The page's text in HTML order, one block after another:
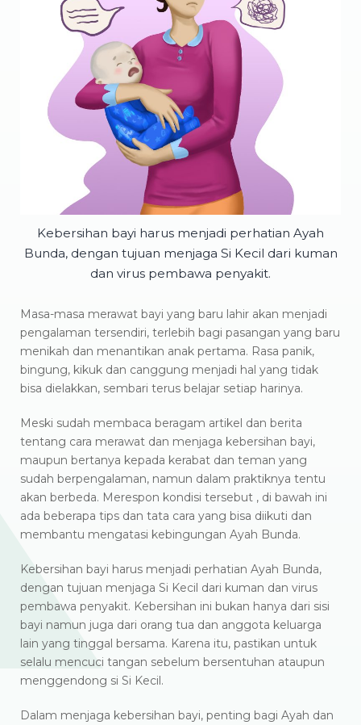
Kebersihan bayi harus menjadi perhatian Ayah
Bunda, dengan tujuan menjaga Si Kecil dari kuman
dan virus pembawa penyakit.
Masa-masa merawat bayi yang baru lahir akan menjadi
pengalaman tersendiri, terlebih bagi pasangan yang baru
menikah dan menantikan anak pertama. Rasa panik,
bingung, kikuk dan canggung menjadi hal yang tidak
bisa dielakkan, sembari terus belajar setiap harinya.
Meski sudah membaca beragam artikel dan berita
tentang cara merawat dan menjaga kebersihan bayi,
maupun bertanya kepada kerabat dan teman yang
sudah berpengalaman, namun dalam praktiknya tentu
akan berbeda. Merespon kondisi tersebut , di bawah ini
ada beberapa tips dan tata cara yang bisa diikuti dan
membantu mengatasi kebingungan Ayah Bunda.
Kebersihan bayi harus menjadi perhatian Ayah Bunda,
dengan tujuan menjaga Si Kecil dari kuman dan virus
pembawa penyakit. Kebersihan ini bukan hanya dari sisi
bayi namun juga dari orang tua dan anggota keluarga
lain yang tinggal bersama. Karena itu, pastikan untuk
selalu mencuci tangan sebelum bersentuhan ataupun
menggendong si Si Kecil.
Dalam menjaga kebersihan bayi, penting bagi Ayah dan